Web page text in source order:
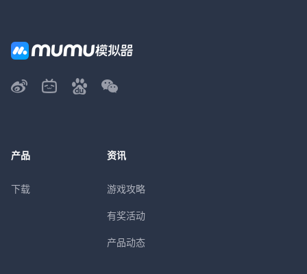
产品
下载
资讯
游戏攻略
有奖活动
产品动态